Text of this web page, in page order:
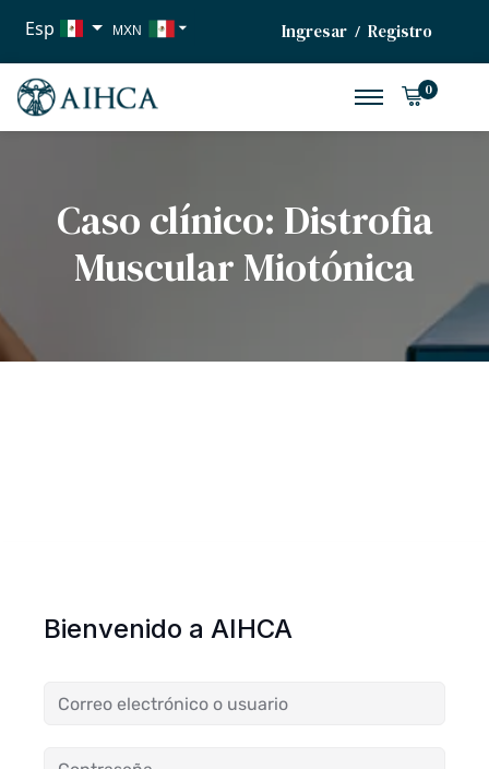
Esp MXN
EUR
Ingresar / Registro
0
Caso clínico: Distrofia
Muscular Miotónica
Bienvenido a AIHCA